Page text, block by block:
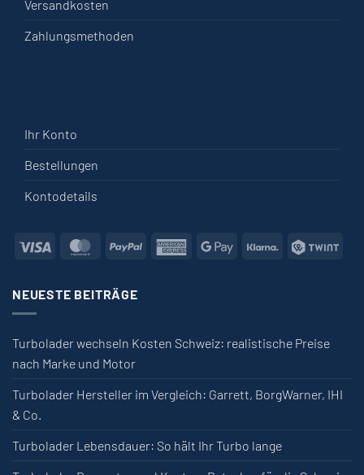
Versandkosten
Zahlungsmethoden
Ihr Konto
Bestellungen
Kontodetails
Visa MasterCardPayPal American Express
Google PayKlarna
NEUESTE BEITRÄGE
Turbolader wechseln Kosten Schweiz: realistische Preise
nach Marke und Motor
Turbolader Hersteller im Vergleich: Garrett, BorgWarner, IHI
& Co.
Turbolader Lebensdauer: So hält Ihr Turbo lange